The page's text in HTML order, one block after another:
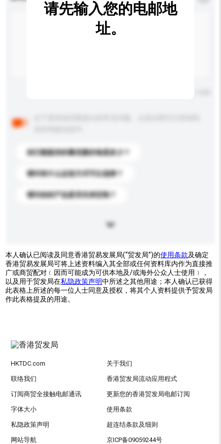
你们能提供的最优惠价格是多少？
请问有什么运送方式可以选择？
请问你的产品是否支持定制？
请先输入您的电邮地
址。
本人确认已阅读及同意香港贸易发展局(“贸发局”)的使用条款及确定
香港贸易发展局可将上述资料编入其全部或任何资料库内作为直接推
广或商贸配对﹝因而可能成为可供本地及/或海外公众人士使用﹞，
以及用于贸发局在私隐政策声明中所述之其他用途；本人确认已获得
此表格上所述的每一位人士同意及授权，将其个人资料提供予贸发局
作此表格提及的用途。
HKTDC.com 关于我们
联络我们 香港贸发局流动应用程式
订阅商贸全接触电邮通讯 更新您的香港贸发局电邮订阅
字体大小 使用条款
私隐政策声明 超连结条款及细则
网站导航 京ICP备09059244号